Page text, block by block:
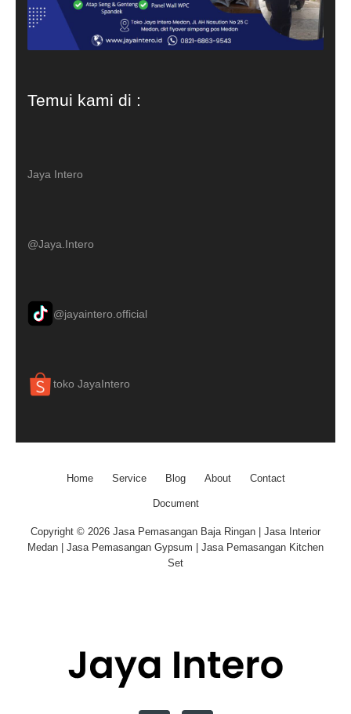
Temui kami di :
Jaya Intero
@Jaya.Intero
@jayaintero.official
toko JayaIntero
Home Service Blog About Contact
Document
Copyright © 2026 Jasa Pemasangan Baja Ringan | Jasa Interior
Medan | Jasa Pemasangan Gypsum | Jasa Pemasangan Kitchen
Set